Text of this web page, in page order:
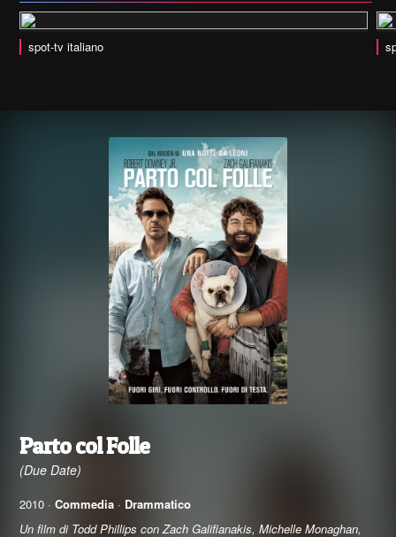
spot-tv italiano
Parto col Folle
(Due Date)
2010 · Commedia · Drammatico
Un film di Todd Phillips con Zach Galifianakis, Michelle Monaghan,